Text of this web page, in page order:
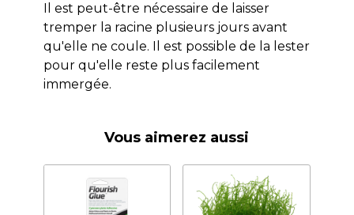
Il est peut-être nécessaire de laisser
tremper la racine plusieurs jours avant
qu'elle ne coule. Il est possible de la lester
pour qu'elle reste plus facilement
immergée.
Vous aimerez aussi